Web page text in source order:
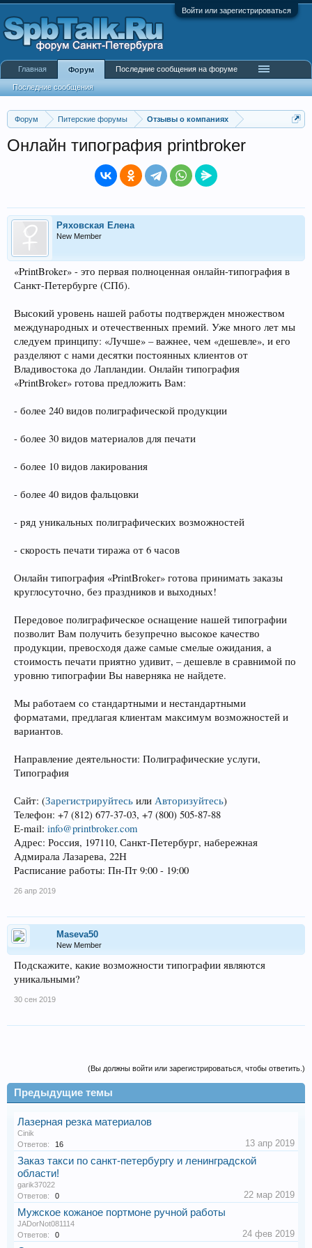
Войти или зарегистрироваться
Форум Питерские форумы Отзывы о компаниях
Онлайн типография printbroker
Ряховская Елена
New Member
«PrintBroker» - это первая полноценная онлайн-типография в
Санкт-Петербурге (СПб).
Высокий уровень нашей работы подтвержден множеством
международных и отечественных премий. Уже много лет мы
следуем принципу: «Лучше» – важнее, чем «дешевле», и его
разделяют с нами десятки постоянных клиентов от
Владивостока до Лапландии. Онлайн типография
«PrintBroker» готова предложить Вам:
- более 240 видов полиграфической продукции
- более 30 видов материалов для печати
- более 10 видов лакирования
- более 40 видов фальцовки
- ряд уникальных полиграфических возможностей
- скорость печати тиража от 6 часов
Онлайн типография «PrintBroker» готова принимать заказы
круглосуточно, без праздников и выходных!
Передовое полиграфическое оснащение нашей типографии
позволит Вам получить безупречно высокое качество
продукции, превосходя даже самые смелые ожидания, а
стоимость печати приятно удивит, – дешевле в сравнимой по
уровню типографии Вы наверняка не найдете.
Мы работаем со стандартными и нестандартными
форматами, предлагая клиентам максимум возможностей и
вариантов.
Направление деятельности: Полиграфические услуги,
Типография
Сайт: (Зарегистрируйтесь или Авторизуйтесь)
Телефон: +7 (812) 677-37-03, +7 (800) 505-87-88
E-mail: info@printbroker.com
Адрес: Россия, 197110, Санкт-Петербург, набережная
Адмирала Лазарева, 22Н
Расписание работы: Пн-Пт 9:00 - 19:00
26 апр 2019
Maseva50
New Member
Подскажите, какие возможности типографии являются
уникальными?
30 сен 2019
(Вы должны войти или зарегистрироваться, чтобы ответить.)
Предыдущие темы
Лазерная резка материалов
Cinik
Ответов:
16 13 апр 2019
Заказ такси по санкт-петербургу и ленинградской
области!
garik37022
Ответов:
0 22 мар 2019
Мужское кожаное портмоне ручной работы
JADorNot081114
Ответов:
0 24 фев 2019
Главная Форум
Последние сообщения
Последние сообщения на форуме